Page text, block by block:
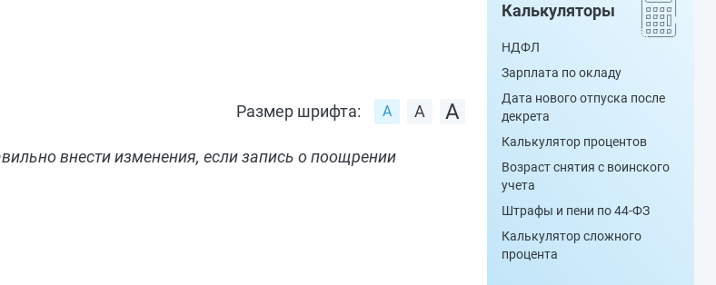
Размер шрифта:
внести изменения, если запись о поощрении
Калькуляторы
НДФЛ
Зарплата по окладу
Дата нового отпуска после
декрета
Калькулятор процентов
Возраст снятия с воинского
учета
Штрафы и пени по 44-ФЗ
Калькулятор сложного
процента